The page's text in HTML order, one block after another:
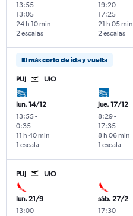
13:55-
13:05
2 escalas
24 h 10 min
19:20-
17:25
2 escalas
21 h 05 min
El más corto de ida y vuelta
PUJ UIO
lun. 14/12
13:55-
0:35
1 escala
11 h 40 min
jue. 17/12
8:29-
17:35
1 escala
8 h 06 min
PUJ UIO
lun. 21/9
13:00-
sáb. 27/2
17:30-